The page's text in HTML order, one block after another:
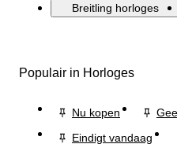
Breitling horloges
Populair in Horloges
Nu kopen
Eindigt vandaag